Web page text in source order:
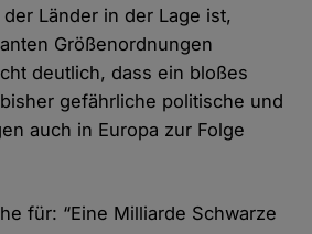
Länder in der Lage ist,
Größenordnungen
deutlich, dass ein bloßes
gefährliche politische und
auch in Europa zur Folge
für: “Eine Milliarde Schwarze